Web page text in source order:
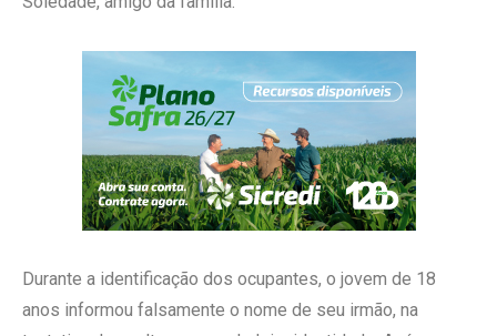
Durante a identificação dos ocupantes, o jovem de 18
anos informou falsamente o nome de seu irmão, na